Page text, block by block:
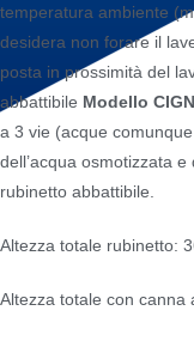
temperatura ambiente
desidera non forare il
posta in prossimità del
abbattibile Modello
a 3 vie (acque
dell’acqua osmotizzata
rubinetto abbattibile.
Altezza totale rubinetto:
Altezza totale con canna